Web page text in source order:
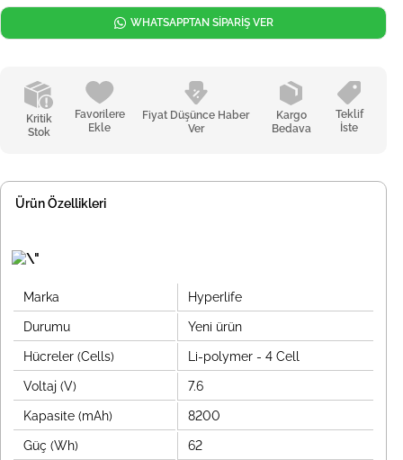
Kritik
Stok
Favorilere
Ekle
Fiyat Düşünce Haber
Ver
Kargo
Bedava
Teklif
İste
WHATSAPPTAN SİPARİŞ VER
Ürün Özellikleri
Marka Hyperlife
Durumu Yeni ürün
Hücreler (Cells) Li-polymer - 4 Cell
Voltaj (V) 7.6
Kapasite (mAh) 8200
Güç (Wh) 62